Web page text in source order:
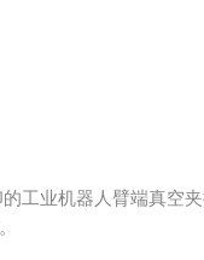
工业机器人臂端真空